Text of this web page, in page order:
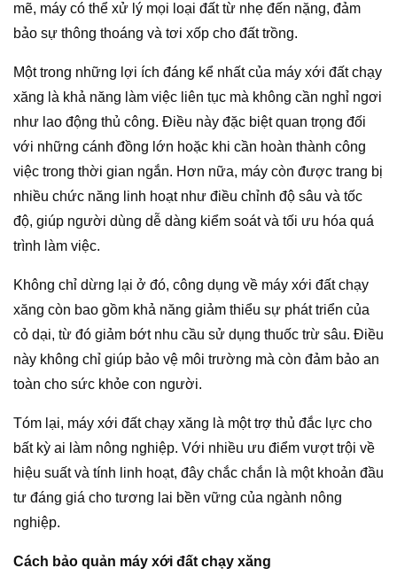
mẽ, máy có thể xử lý mọi loại đất từ nhẹ đến nặng, đảm
bảo sự thông thoáng và tơi xốp cho đất trồng.
Một trong những lợi ích đáng kể nhất của máy xới đất chạy
xăng là khả năng làm việc liên tục mà không cần nghỉ ngơi
như lao động thủ công. Điều này đặc biệt quan trọng đối
với những cánh đồng lớn hoặc khi cần hoàn thành công
việc trong thời gian ngắn. Hơn nữa, máy còn được trang bị
nhiều chức năng linh hoạt như điều chỉnh độ sâu và tốc
độ, giúp người dùng dễ dàng kiểm soát và tối ưu hóa quá
trình làm việc.
Không chỉ dừng lại ở đó, công dụng về máy xới đất chạy
xăng còn bao gồm khả năng giảm thiểu sự phát triển của
cỏ dại, từ đó giảm bớt nhu cầu sử dụng thuốc trừ sâu. Điều
này không chỉ giúp bảo vệ môi trường mà còn đảm bảo an
toàn cho sức khỏe con người.
Tóm lại, máy xới đất chạy xăng là một trợ thủ đắc lực cho
bất kỳ ai làm nông nghiệp. Với nhiều ưu điểm vượt trội về
hiệu suất và tính linh hoạt, đây chắc chắn là một khoản đầu
tư đáng giá cho tương lai bền vững của ngành nông
nghiệp.
Cách bảo quản máy xới đất chạy xăng